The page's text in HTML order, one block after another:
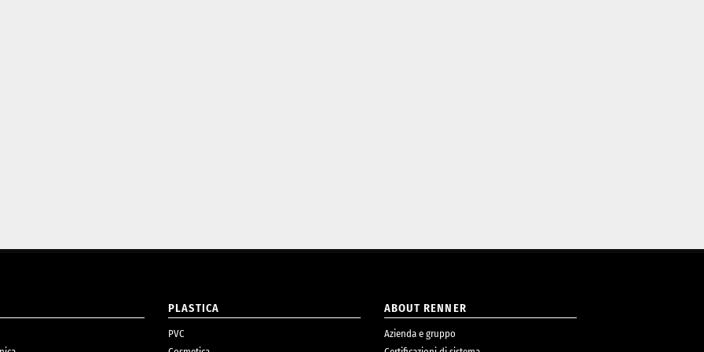
PLASTICA
PVC
ABOUT RENNER
Azienda e gruppo